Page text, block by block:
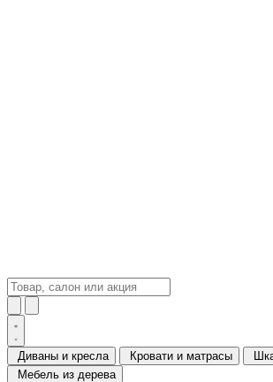
Диваны и кресла Кровати и матрасы
Мебель из дерева